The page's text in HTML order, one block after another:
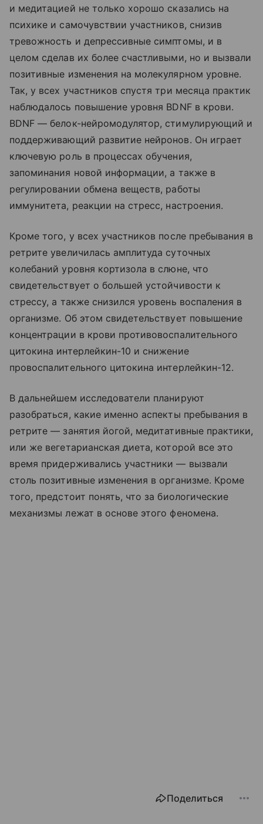
и медитацией не только хорошо сказались на
психике и самочувствии участников, снизив
тревожность и депрессивные симптомы, и в
целом сделав их более счастливыми, но и вызвали
позитивные изменения на молекулярном уровне.
Так, у всех участников спустя три месяца практик
наблюдалось повышение уровня BDNFв крови.
BDNF — белок-нейромодулятор, стимулирующий и
поддерживающий развитие нейронов. Он играет
ключевую роль в процессах обучения,
запоминания новой информации, а также в
регулировании обмена веществ, работы
иммунитета, реакции на стресс, настроения.
Кроме того, у всех участников после пребывания в
ретрите увеличилась амплитуда суточных
колебаний уровня кортизола в слюне, что
свидетельствует о большей устойчивости к
стрессу, а также снизился уровень воспаления в
организме. Об этом свидетельствует повышение
концентрации в крови противовоспалительного
цитокина интерлейкин-10 и снижение
провоспалительного цитокина интерлейкин-12.
В дальнейшем исследователи планируют
разобраться, какие именно аспекты пребывания в
ретрите — занятия йогой, медитативные практики,
или же вегетарианская диета, которой все это
время придерживались участники — вызвали
столь позитивные изменения в организме. Кроме
того, предстоит понять, что за биологические
механизмы лежат в основе этого феномена.
Поделиться